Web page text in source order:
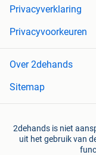
Privacyverklaring
Privacyvoorkeuren
Over 2dehands
Sitemap
2dehands is niet
uit het gebruik van